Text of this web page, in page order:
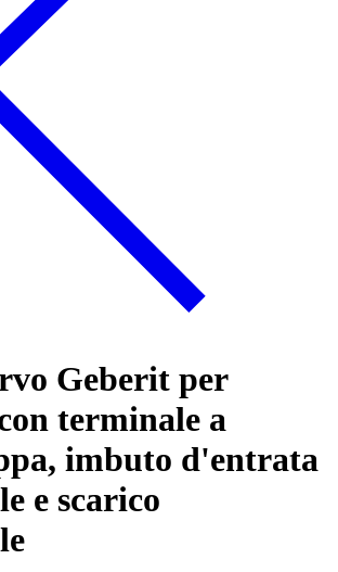
Geberit per
terminale a
imbuto d'entrata
e scarico